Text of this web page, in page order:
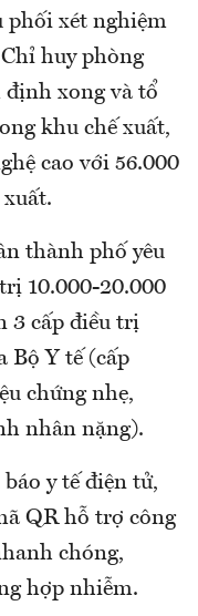
phối xét nghiệm
huy phòng
xong và tổ
khu chế xuất,
cao với 56.000
xuất.
thành phố yêu
10.000-20.000
3 cấp điều trị
Bộ Y tế (cấp
chứng nhẹ,
nhân nặng).
y tế điện tử,
QR hỗ trợ công
chóng,
hợp nhiễm.